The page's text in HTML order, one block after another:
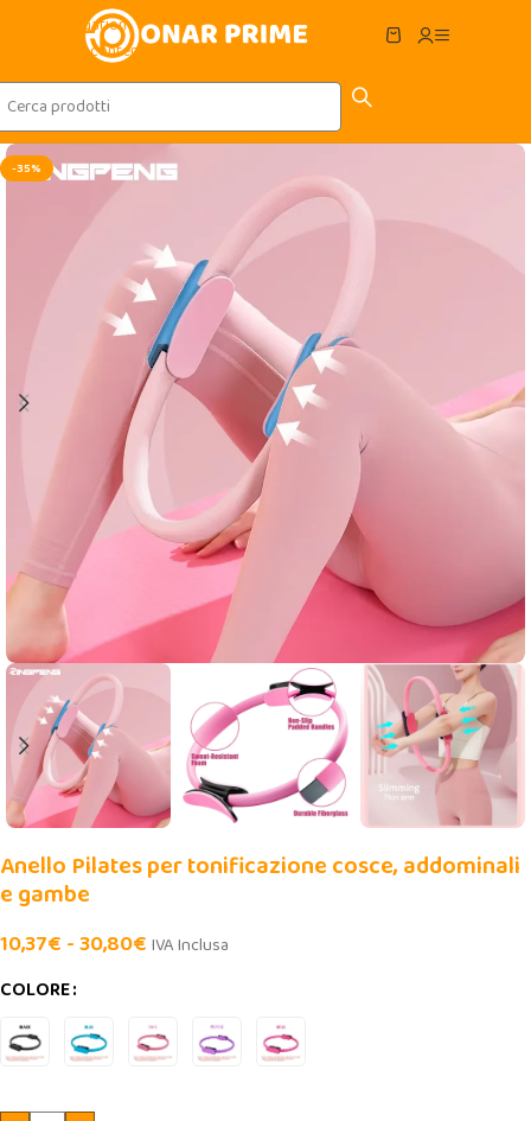
Skip to navigation
Skip to main content
-35%
Anello Pilates per tonificazione cosce, addominali
e gambe
10,37€ -30,80€ IVA Inclusa
COLORE